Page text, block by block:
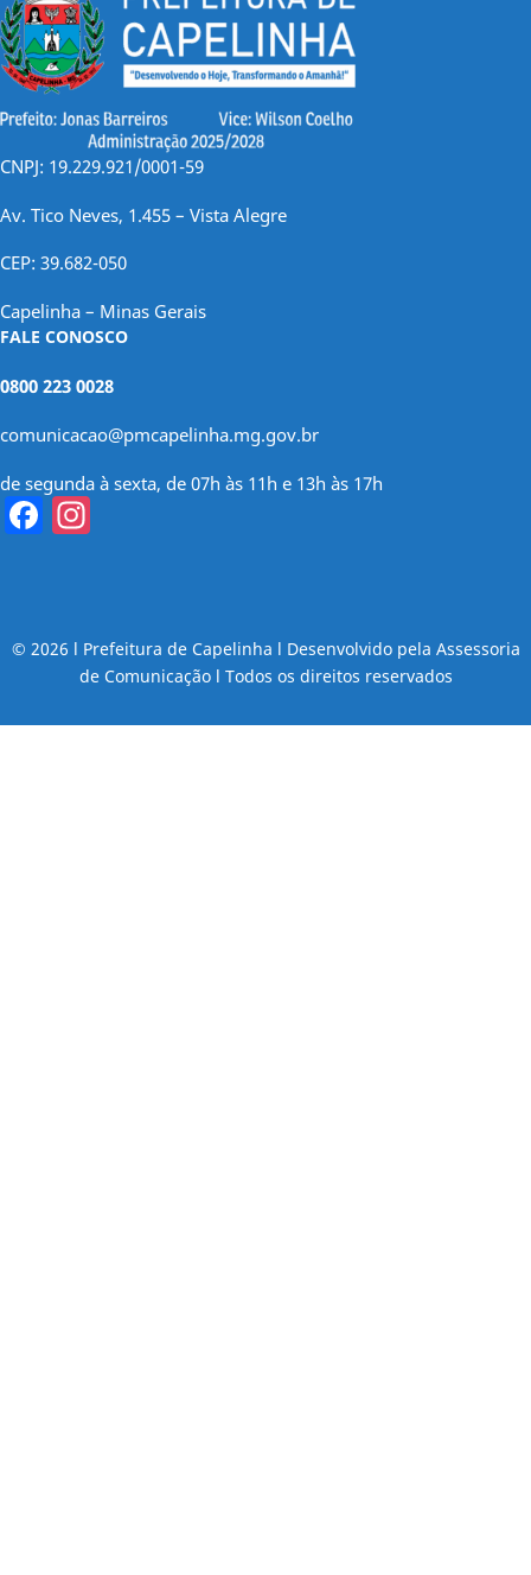
CNPJ: 19.229.921/0001-59
Av. Tico Neves, 1.455 – Vista Alegre
CEP: 39.682-050
Capelinha – Minas Gerais
FALE CONOSCO
0800 223 0028
comunicacao@pmcapelinha.mg.gov.br
de segunda à sexta, de 07h às 11h e 13h às 17h
Facebook
© 2026 l Prefeitura de Capelinha l Desenvolvido pela Assessoria
de Comunicação l Todos os direitos reservados